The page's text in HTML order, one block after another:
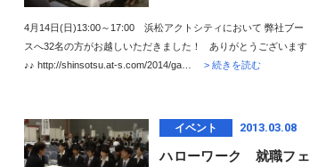
4月14日(日)13:00～17:00 浜松アクトシティにおいて 弊社ブー
スへ32名の方がお越しいただきました！ ありがとうございます
♪♪ http://shinsotsu.at-s.com/2014/ga…
> 続きを読む
イベント 2013.03.08
ハローワーク 就職フェ